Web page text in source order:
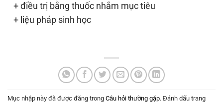
+ điều trị bằng thuốc nhắm mục tiêu
+ liệu pháp sinh học
Mục nhập này đã được đăng trong Câu hỏi thường gặp. Đánh dấu trang